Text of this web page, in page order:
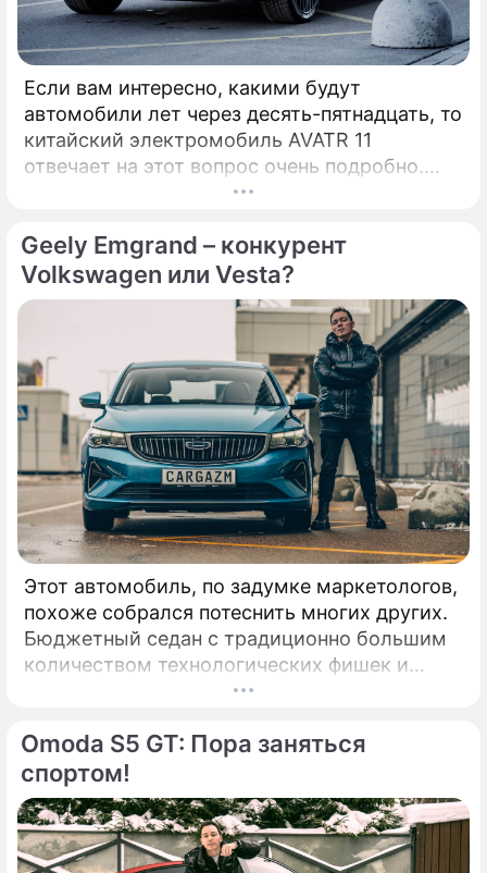
Если вам интересно, какими будут
автомобили лет через десять-пятнадцать, то
китайский электромобиль AVATR 11
отвечает на этот вопрос очень подробно.
Начнем с того, что AVATR является дочерней
большим опытом производства
автомобилей.
Geely Emgrand – конкурент
Volkswagen или Vesta?
Этот автомобиль, по задумке маркетологов,
похоже собрался потеснить многих других.
Бюджетный седан с традиционно большим
количеством технологических фишек и
приспособлений бодро зашел на российский
автомобилей Geely с Volvo уже давно не
новость: вы только посмотрите хотя бы на
решетку радиатора, но тут есть и много
других ассоциаций.
Omoda S5 GT: Пора заняться
спортом!